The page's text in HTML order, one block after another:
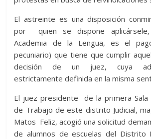
El astreinte es una disposición
por quien se dispone
Academia de la Lengua, es el
pecuniario) que tiene que cumplir
decisión de un juez, cuya
estrictamente definida en la misma
El juez presidente de la primera Sala
de Trabajo de este distrito Judicial,
Matos Feliz, acogió una solicitud
de alumnos de escuelas del Distrito